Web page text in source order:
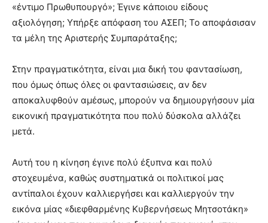
«έντιμο Πρωθυπουργό»; Έγινε κάποιου είδους
αξιολόγηση; Υπήρξε απόφαση του ΑΣΕΠ; Το αποφάσισαν
τα μέλη της Αριστερής Συμπαράταξης;
Στην πραγματικότητα, είναι μια δική του φαντασίωση,
που όμως όπως όλες οι φαντασιώσεις, αν δεν
αποκαλυφθούν αμέσως, μπορούν να δημιουργήσουν μία
εικονική πραγματικότητα που πολύ δύσκολα αλλάζει
μετά.
Αυτή του η κίνηση έγινε πολύ έξυπνα και πολύ
στοχευμένα, καθώς συστηματικά οι πολιτικοί μας
αντίπαλοι έχουν καλλιεργήσει και καλλιεργούν την
εικόνα μίας «διεφθαρμένης Κυβερνήσεως Μητσοτάκη»